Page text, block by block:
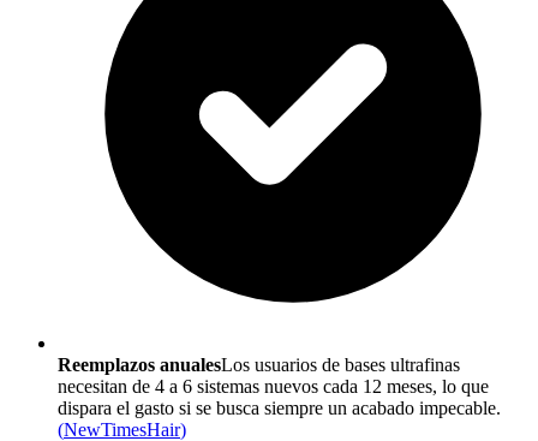
Reemplazos anualesLos usuarios de bases ultrafinas
necesitan de 4 a 6 sistemas nuevos cada 12 meses, lo que
dispara el gasto si se busca siempre un acabado impecable.
(NewTimesHair)